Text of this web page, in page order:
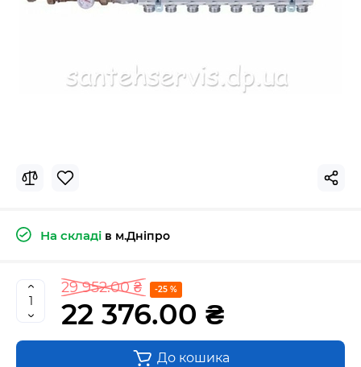
На складі в м.Дніпро
29 952.00 ₴ -25 %
22 376.00 ₴
До кошика